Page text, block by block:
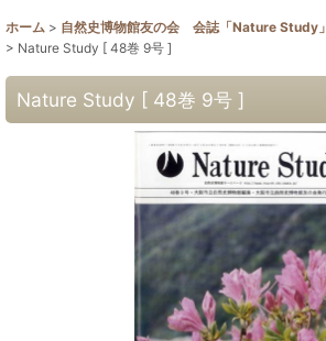
ホーム > 自然史博物館友の会 会誌「Nature Study」
> Nature Study [ 48巻 9号 ]
Nature Study [ 48巻 9号 ]